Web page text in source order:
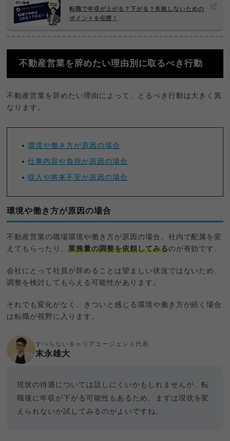
転職で年収が上がる？下がる？失敗しないための
ポイントを伝授！
不動産営業を辞めたい理由別に取るべき行動
不動産営業を辞めたい理由によって、とるべき行動は大きく異
なります。
環境や働き方が原因の場合
仕事内容や負担が原因の場合
収入や将来不安が原因の場合
環境や働き方が原因の場合
不動産営業の職場環境や働き方が原因の場合、社内で配属を変
えてもらったり、業務量の調整を依頼してみるのが有効です。
会社にとって社員が辞めることは望ましい状況ではないため、
調整を検討してもらえる可能性があります。
それでも変化がなく、きついと感じる環境や働き方が続く場合
は転職が視野に入ります。
すべらないキャリアエージェント代表
末永雄大
現状の待遇については話しにくいかもしれませんが、転
職後に年収が下がる可能性もあるため、まずは現状を変
えられないか試してみるのがよいですね。